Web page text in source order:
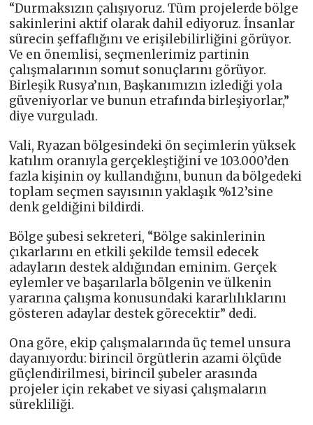
“Durmaksızın çalışıyoruz. Tüm projelerde bölge
sakinlerini aktif olarak dahil ediyoruz. İnsanlar
sürecin şeffaflığını ve erişilebilirliğini görüyor.
Ve en önemlisi, seçmenlerimiz partinin
çalışmalarının somut sonuçlarını görüyor.
Birleşik Rusya’nın, Başkanımızın izlediği yola
güveniyorlar ve bunun etrafında birleşiyorlar,”
diye vurguladı.
Vali, Ryazan bölgesindeki ön seçimlerin yüksek
katılım oranıyla gerçekleştiğini ve 103.000’den
fazla kişinin oy kullandığını, bunun da bölgedeki
toplam seçmen sayısının yaklaşık %12’sine
denk geldiğini bildirdi.
Bölge şubesi sekreteri, “Bölge sakinlerinin
çıkarlarını en etkili şekilde temsil edecek
adayların destek aldığından eminim. Gerçek
eylemler ve başarılarla bölgenin ve ülkenin
yararına çalışma konusundaki kararlılıklarını
gösteren adaylar destek görecektir” dedi.
Ona göre, ekip çalışmalarında üç temel unsura
dayanıyordu: birincil örgütlerin azami ölçüde
güçlendirilmesi, birincil şubeler arasında
projeler için rekabet ve siyasi çalışmaların
sürekliliği.